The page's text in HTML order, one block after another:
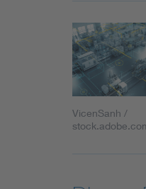
VicenSanh /